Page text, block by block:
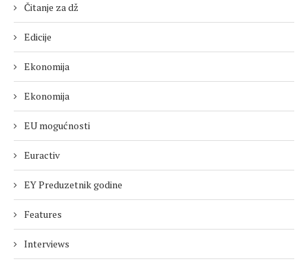
Čitanje za dž
Edicije
Ekonomija
Ekonomija
EU mogućnosti
Euractiv
EY Preduzetnik godine
Features
Interviews